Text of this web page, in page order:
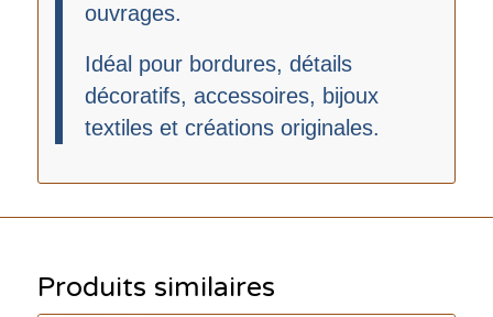
ouvrages.
Idéal pour bordures, détails
décoratifs, accessoires, bijoux
textiles et créations originales.
Produits similaires